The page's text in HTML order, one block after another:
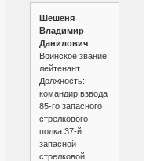
Шешеня
Владимир
Данилович
Воинское звание:
лейтенант.
Должность:
командир взвода
85-го запасного
стрелкового
полка 37-й
запасной
стрелковой